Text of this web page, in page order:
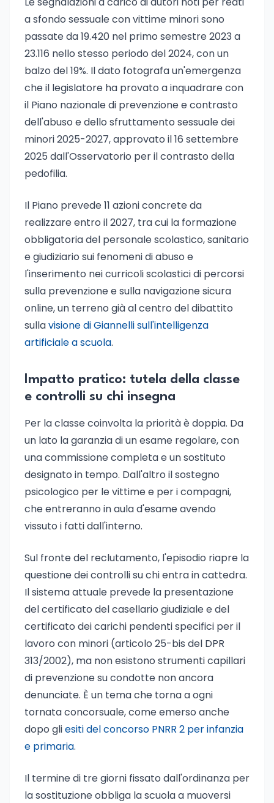
a sfondo sessuale con vittime minori sono
passate da 19.420 nel primo semestre 2023 a
23.116 nello stesso periodo del 2024, con un
balzo del 19%. Il dato fotografa un'emergenza
che il legislatore ha provato a inquadrare con
il Piano nazionale di prevenzione e contrasto
dell'abuso e dello sfruttamento sessuale dei
minori 2025-2027, approvato il 16 settembre
2025 dall'Osservatorio per il contrasto della
pedofilia.
Il Piano prevede 11 azioni concrete da
realizzare entro il 2027, tra cui la formazione
obbligatoria del personale scolastico, sanitario
e giudiziario sui fenomeni di abuso e
l'inserimento nei curricoli scolastici di percorsi
sulla prevenzione e sulla navigazione sicura
online, un terreno già al centro del dibattito
sullavisione di Giannelli sull'intelligenza
artificiale a scuola.
Impatto pratico: tutela della classe
e controlli su chi insegna
Per la classe coinvolta la priorità è doppia. Da
un lato la garanzia di un esame regolare, con
una commissione completa e un sostituto
designato in tempo. Dall'altro il sostegno
psicologico per le vittime e per i compagni,
che entreranno in aula d'esame avendo
vissuto i fatti dall'interno.
Sul fronte del reclutamento, l'episodio riapre la
questione dei controlli su chi entra in cattedra.
Il sistema attuale prevede la presentazione
del certificato del casellario giudiziale e del
certificato dei carichi pendenti specifici per il
lavoro con minori (articolo 25-bis del DPR
313/2002), ma non esistono strumenti capillari
di prevenzione su condotte non ancora
denunciate. È un tema che torna a ogni
tornata concorsuale, come emerso anche
dopo gliesiti del concorso PNRR 2 per infanzia
e primaria.
Il termine di tre giorni fissato dall'ordinanza per
la sostituzione obbliga la scuola a muoversi